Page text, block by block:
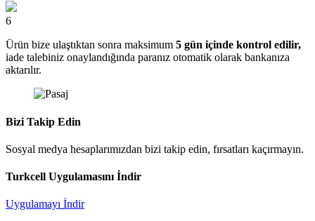
6
Ürün bize ulaştıktan sonra maksimum 5 gün içinde kontrol edilir,
iade talebiniz onaylandığında paranız otomatik olarak bankanıza
aktarılır.
Bizi Takip Edin
Sosyal medya hesaplarımızdan bizi takip edin, fırsatları kaçırmayın.
Turkcell Uygulamasını İndir
Uygulamayı İndir